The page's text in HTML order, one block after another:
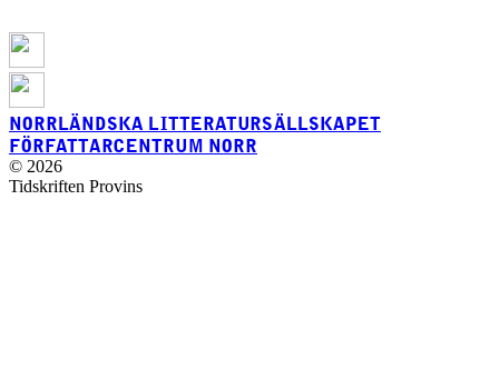
NORRLÄNDSKA LITTERATURSÄLLSKAPET
FÖRFATTARCENTRUM NORR
© 2026
Tidskriften Provins